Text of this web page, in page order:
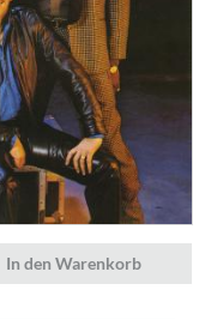
In den Warenkorb